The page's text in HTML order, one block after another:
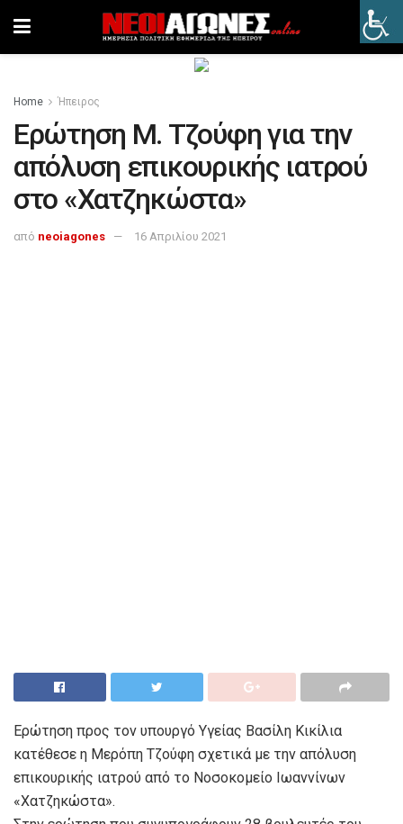
Home Ήπειρος
Ερώτηση Μ. Τζούφη για την
απόλυση επικουρικής ιατρού
στο «Χατζηκώστα»
από neoiagones 16 Απριλίου 2021
Ερώτηση προς τον υπουργό Υγείας Βασίλη Κικίλια
κατέθεσε η Μερόπη Τζούφη σχετικά με την απόλυση
επικουρικής ιατρού από το Νοσοκομείο Ιωαννίνων
«Χατζηκώστα».